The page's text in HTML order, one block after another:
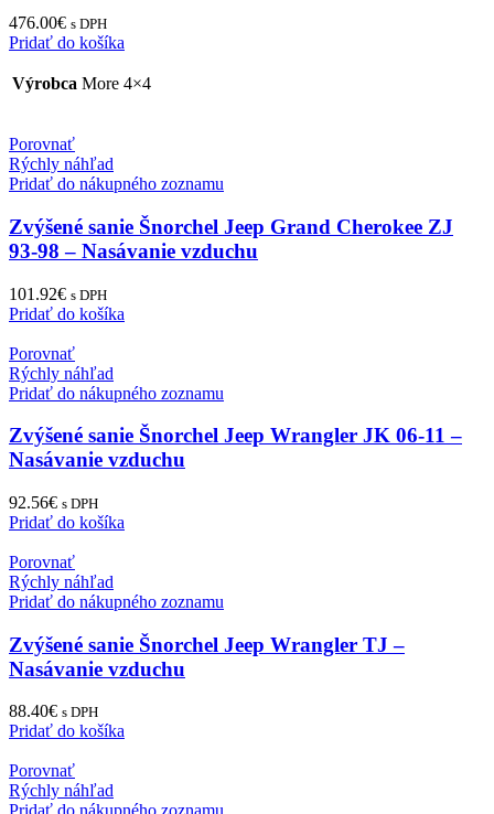
476.00€ s DPH
Pridať do košíka
Výrobca More 4×4
Porovnať
Rýchly náhľad
Pridať do nákupného zoznamu
Zvýšené sanie Šnorchel Jeep Grand Cherokee ZJ
93-98 – Nasávanie vzduchu
101.92€ s DPH
Pridať do košíka
Porovnať
Rýchly náhľad
Pridať do nákupného zoznamu
Zvýšené sanie Šnorchel Jeep Wrangler JK 06-11 –
Nasávanie vzduchu
92.56€ s DPH
Pridať do košíka
Porovnať
Rýchly náhľad
Pridať do nákupného zoznamu
Zvýšené sanie Šnorchel Jeep Wrangler TJ –
Nasávanie vzduchu
88.40€ s DPH
Pridať do košíka
Porovnať
Rýchly náhľad